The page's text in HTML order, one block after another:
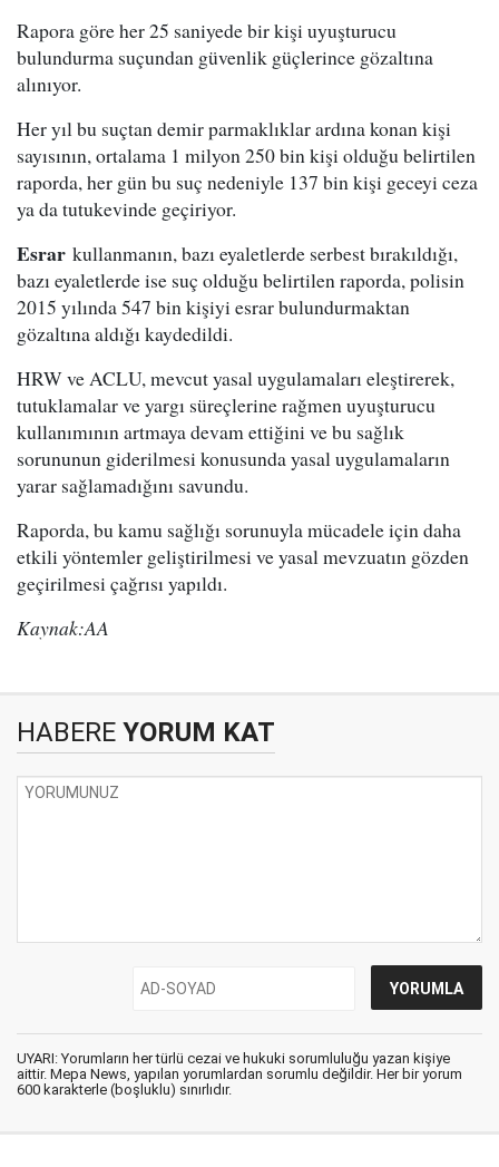
Rapora göre her 25 saniyede bir kişi uyuşturucu
bulundurma suçundan güvenlik güçlerince gözaltına
alınıyor.
Her yıl bu suçtan demir parmaklıklar ardına konan kişi
sayısının, ortalama 1 milyon 250 bin kişi olduğu belirtilen
raporda, her gün bu suç nedeniyle 137 bin kişi geceyi ceza
ya da tutukevinde geçiriyor.
Esrar kullanmanın, bazı eyaletlerde serbest bırakıldığı,
bazı eyaletlerde ise suç olduğu belirtilen raporda, polisin
2015 yılında 547 bin kişiyi esrar bulundurmaktan
gözaltına aldığı kaydedildi.
HRW ve ACLU, mevcut yasal uygulamaları eleştirerek,
tutuklamalar ve yargı süreçlerine rağmen uyuşturucu
kullanımının artmaya devam ettiğini ve bu sağlık
sorununun giderilmesi konusunda yasal uygulamaların
yarar sağlamadığını savundu.
Raporda, bu kamu sağlığı sorunuyla mücadele için daha
etkili yöntemler geliştirilmesi ve yasal mevzuatın gözden
geçirilmesi çağrısı yapıldı.
Kaynak:AA
HABERE YORUM KAT
UYARI: Yorumların her türlü cezai ve hukuki sorumluluğu yazan kişiye
aittir. Mepa News, yapılan yorumlardan sorumlu değildir. Her bir yorum
600 karakterle (boşluklu) sınırlıdır.